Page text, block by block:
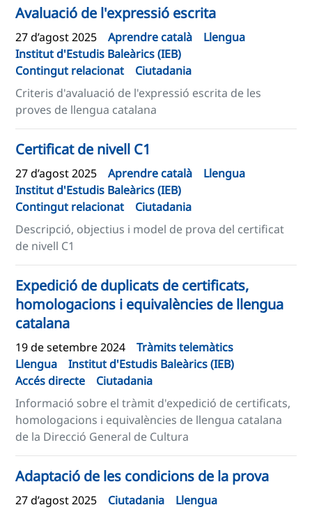
Avaluació de l'expressió escrita
27 d’agost 2025 Aprendre català
Llengua
Institut d'Estudis Baleàrics (IEB)
Contingut relacionat
Ciutadania
Criteris d'avaluació de l'expressió escrita de les
proves de llengua catalana
Certificat de nivell C1
27 d’agost 2025 Aprendre català
Llengua
Institut d'Estudis Baleàrics (IEB)
Contingut relacionat
Ciutadania
Descripció, objectius i model de prova del certificat
de nivell C1
Expedició de duplicats de certificats,
homologacions i equivalències de llengua
catalana
19 de setembre 2024
Tràmits telemàtics
Llengua
Institut d'Estudis Baleàrics (IEB)
Accés directe
Ciutadania
Informació sobre el tràmit d'expedició de certificats,
homologacions i equivalències de llengua catalana
de la Direcció General de Cultura
Adaptació de les condicions de la prova
27 d’agost 2025 Ciutadania
Llengua